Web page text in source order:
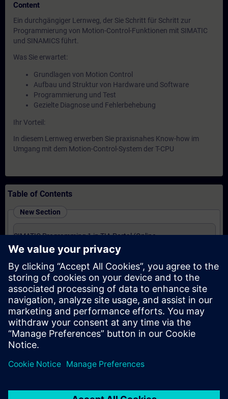
Content
Ein durchgängiger Lernweg, der Sie Schritt für Schritt zur
Programmierung von Motion-Control-Funktionen mit SIMATIC
und SINAMICS führt.
Was Sie erwartet:
Grundlagen von Motion Control
Aufbau und Struktur von Hardware und Software
Programmierung und Test
Gezielte Diagnose und Fehlerbehebung
Ihr Vorteil:
In diesem Lernweg erwerben Sie praxisnahes Know-how im
Umgang mit dem Motion-Control-System der T-CPU
Table of Contents
New Section
SIMATIC Programming 1 in TIA Portal (Online
Training)
New Section
SIMATIC - Motion Control im TIA Portal (Präsenz-
Training)